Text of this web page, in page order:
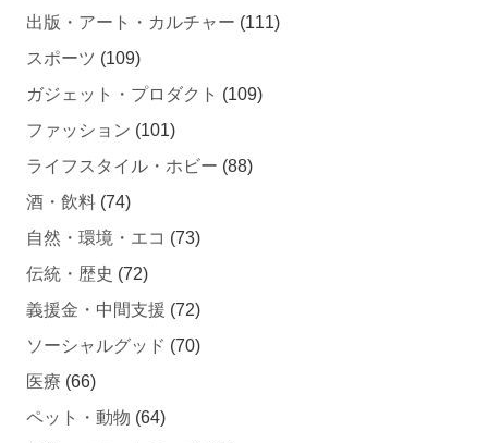
出版・アート・カルチャー (111)
スポーツ (109)
ガジェット・プロダクト (109)
ファッション (101)
ライフスタイル・ホビー (88)
酒・飲料 (74)
自然・環境・エコ (73)
伝統・歴史 (72)
義援金・中間支援 (72)
ソーシャルグッド (70)
医療 (66)
ペット・動物 (64)